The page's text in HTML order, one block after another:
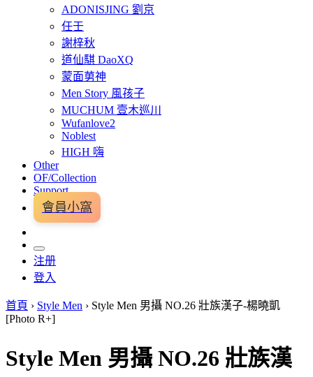
ADONISJING 劉京
任壬
謝梓秋
道仙騏 DaoXQ
蒙面莮神
Men Story 風孩子
MUCHUM 壹木巡川
Wufanlove2
Noblest
HIGH 嗨
Other
OF/Collection
Support
會員小窩
注册
登入
首頁 › Style Men › Style Men 男攝 NO.26 壯族漢子-楊曉凱
[Photo R+]
Style Men 男攝 NO.26 壯族漢